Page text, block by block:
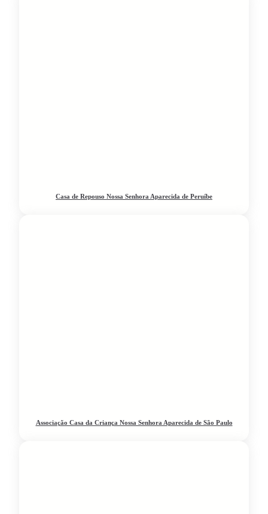
Casa de Repouso Nossa Senhora Aparecida de Peruíbe
Associação Casa da Criança Nossa Senhora Aparecida de São Paulo